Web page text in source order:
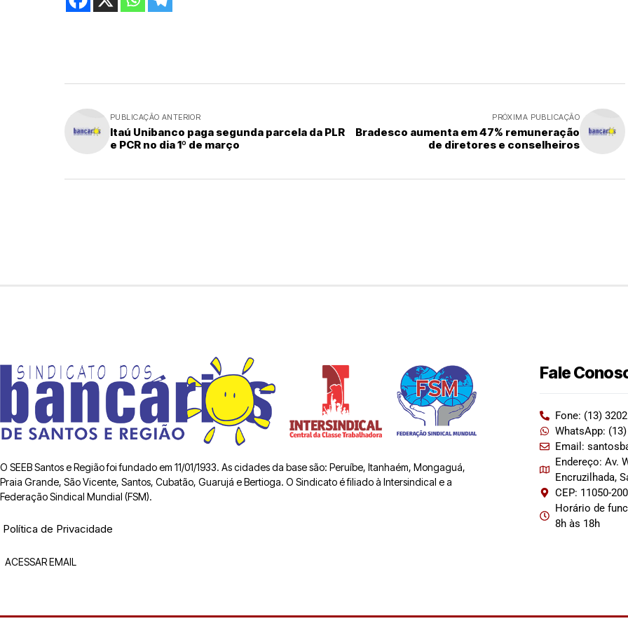
PUBLICAÇÃO ANTERIOR
Itaú Unibanco paga segunda parcela da PLR
e PCR no dia 1º de março
PRÓXIMA PUBLICAÇÃO
Bradesco aumenta em 47% remuneração
de diretores e conselheiros
O SEEB Santos e Região foi fundado em 11/01/1933. As cidades da base são: Peruíbe, Itanhaém, Mongaguá,
Praia Grande, São Vicente, Santos, Cubatão, Guarujá e Bertioga. O Sindicato é filiado à Intersindical e a
Federação Sindical Mundial (FSM).
Política de Privacidade
ACESSAR EMAIL
Fale
Fone: (13)
WhatsApp:
Email:
Endereço: Av.
Encruzilhada,
CEP: 11050-200
Horário de
8h às 18h